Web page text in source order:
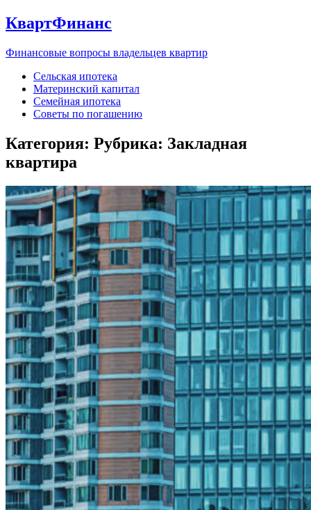
КвартФинанс
Финансовые вопросы владельцев квартир
Сельская ипотека
Материнский капитал
Семейная ипотека
Советы по погашению
Категория: Рубрика: Закладная
квартира